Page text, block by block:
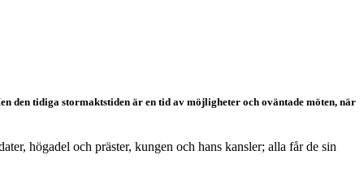
den tidiga stormaktstiden är en tid av möjligheter och oväntade möten, när
högadel och präster, kungen och hans kansler; alla får de sin